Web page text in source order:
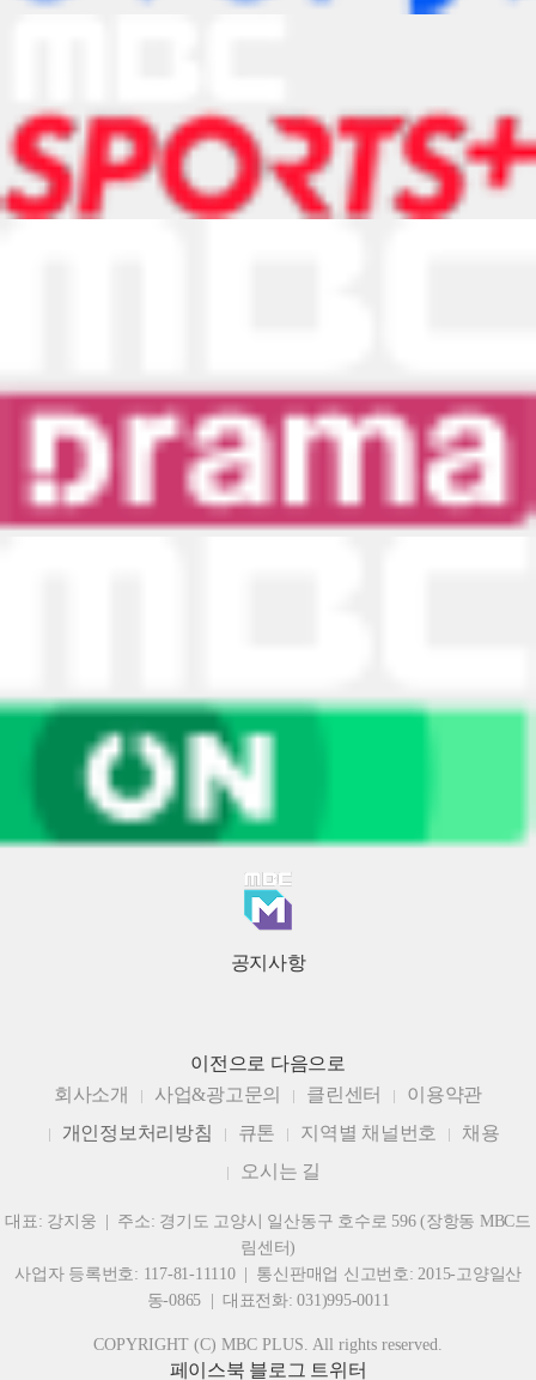
공지사항
이전으로 다음으로
회사소개
사업&광고문의 클린센터
이용약관
개인정보처리방침
큐톤 지역별 채널번호
채용
오시는 길
대표: 강지웅 | 주소: 경기도 고양시 일산동구 호수로 596 (장항동 MBC드
림센터)
사업자 등록번호: 117-81-11110 | 통신판매업 신고번호: 2015-고양일산
동-0865 | 대표전화: 031)995-0011
COPYRIGHT (C) MBC PLUS. All rights reserved.
페이스북 블로그 트위터